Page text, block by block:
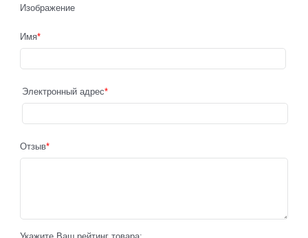
Изображение
Имя
Электронный адрес
Отзыв